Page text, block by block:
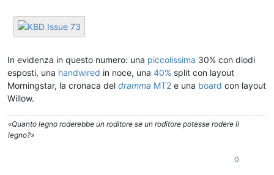
In evidenza in questo numero: una piccolissima 30% con diodi
esposti, una handwired in noce, una 40% split con layout
Morningstar, la cronaca del dramma MT2 e una board con layout
Willow.
«Quanto legno roderebbe un roditore se un roditore potesse rodere il
legno?»
0